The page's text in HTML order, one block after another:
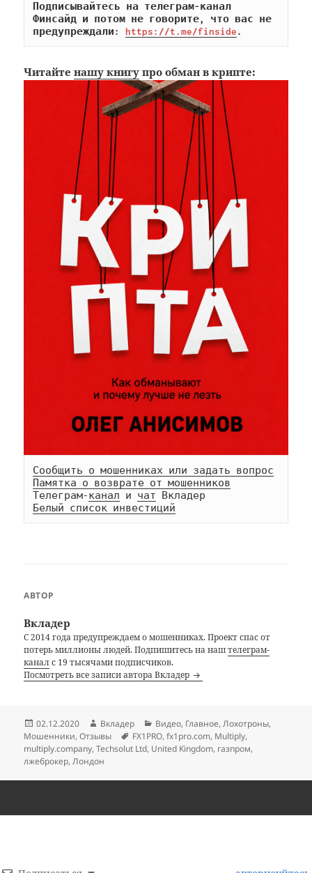
Подписывайтесь на телеграм-канал
Финсайд и потом не говорите, что вас не
предупреждали: https://t.me/finside.
Читайтенашу книгу про обман в крипте:
Сообщить о мошенниках или задать вопрос
Памятка о возврате от мошенников
Телеграм-канал и чат
Белый список инвестиций
АВТОР
Вкладер
С 2014 года предупреждаем о мошенниках. Проект спас от
потерь миллионы людей. Подпишитесь на наштелеграм-
каналс 19 тысячами подписчиков.
Посмотреть все записи автора Вкладер
Опубликовано
02.12.2020 Автор
Вкладер Рубрики
Видео, Главное,Лохотроны,
Мошенники,Отзывы Метки
FX1PRO,fx1pro.com, Multiply,
multiply.company,Techsolut Ltd, United Kingdom, газпром,
лжеброкер,Лондон